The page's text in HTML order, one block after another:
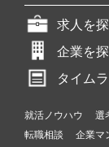
求人を
企業を
タイム
就活ノウハウ 選
転職相談
企業マ